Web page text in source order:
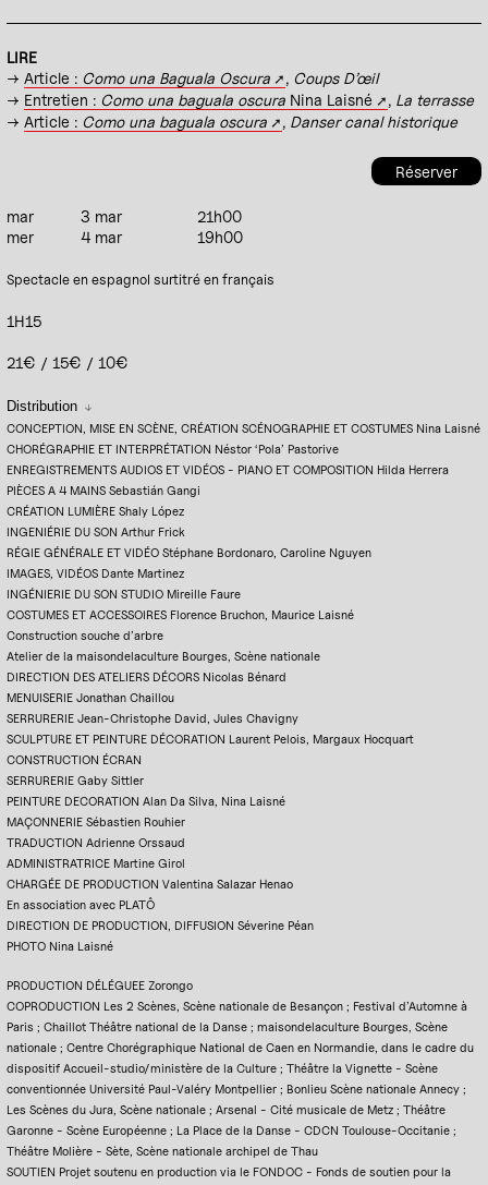
LIRE
→Article : Como una Baguala Oscura , Coups D’œil
→ Entretien : Como una baguala oscura Nina Laisné , La terrasse
→Article : Como una baguala oscura , Danser canal historique
Réserver
mar 3 mar
21h00
mer
4 mar 19h00
Spectacle en espagnol surtitré en français
1H15
21€ / 15€ / 10€
Distribution
CONCEPTION, MISE EN SCÈNE, CRÉATION SCÉNOGRAPHIE ET COSTUMES Nina Laisné
CHORÉGRAPHIE ET INTERPRÉTATION Néstor ‘Pola’ Pastorive
ENREGISTREMENTS AUDIOS ET VIDÉOS - PIANO ET COMPOSITION Hilda Herrera
PIÈCES A 4 MAINS Sebastián Gangi
CRÉATION LUMIÈRE Shaly López
INGENIÉRIE DU SON Arthur Frick
RÉGIE GÉNÉRALE ET VIDÉO Stéphane Bordonaro, Caroline Nguyen
IMAGES, VIDÉOS Dante Martinez
INGÉNIERIE DU SON STUDIO Mireille Faure
COSTUMES ET ACCESSOIRES Florence Bruchon, Maurice Laisné
Construction souche d’arbre
Atelier de la maisondelaculture Bourges, Scène nationale
DIRECTION DES ATELIERS DÉCORS Nicolas Bénard
MENUISERIE Jonathan Chaillou
SERRURERIE Jean-Christophe David, Jules Chavigny
SCULPTURE ET PEINTURE DÉCORATION Laurent Pelois, Margaux Hocquart
CONSTRUCTION ÉCRAN
SERRURERIE Gaby Sittler
PEINTURE DECORATION Alan Da Silva, Nina Laisné
MAÇONNERIE Sébastien Rouhier
TRADUCTION Adrienne Orssaud
ADMINISTRATRICE Martine Girol
CHARGÉE DE PRODUCTION Valentina Salazar Henao
En association avec PLATÔ
DIRECTION DE PRODUCTION, DIFFUSION Séverine Péan
PHOTO Nina Laisné
PRODUCTION DÉLÉGUEE Zorongo
COPRODUCTION Les 2 Scènes, Scène nationale de Besançon ; Festival d’Automne à
Paris ; Chaillot Théâtre national de la Danse ; maisondelaculture Bourges, Scène
nationale ; Centre Chorégraphique National de Caen en Normandie, dans le cadre du
dispositif Accueil-studio/ministère de la Culture ; Théâtre la Vignette - Scène
conventionnée Université Paul-Valéry Montpellier ; Bonlieu Scène nationale Annecy ;
Les Scènes du Jura, Scène nationale ; Arsenal - Cité musicale de Metz ; Théâtre
Garonne - Scène Européenne ; La Place de la Danse - CDCN Toulouse-Occitanie ;
Théâtre Molière - Sète, Scène nationale archipel de Thau
SOUTIEN Projet soutenu en production via le FONDOC - Fonds de soutien pour la